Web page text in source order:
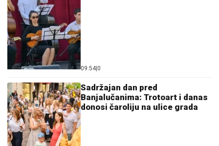
09:54 0
Sadržajan dan pred
Banjalučanima: Trotoart i danas
donosi čaroliju na ulice grada